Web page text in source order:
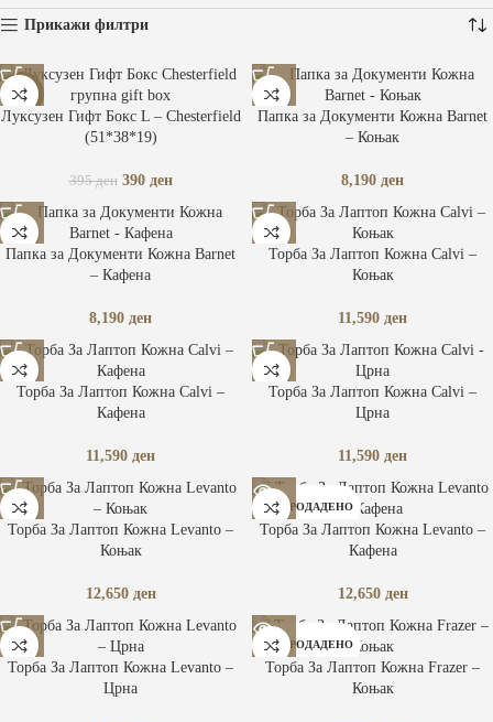
Прикажи филтри
-1%
Луксузен Гифт Бокс L – Chesterfield
(51*38*19)
395ден 390 ден
Папка за Документи Кожна Barnet
– Коњак
8,190 ден
Папка за Документи Кожна Barnet
– Кафена
8,190 ден
Торба За Лаптоп Кожна Calvi –
Коњак
11,590 ден
Торба За Лаптоп Кожна Calvi –
Кафена
11,590 ден
Торба За Лаптоп Кожна Calvi –
Црна
11,590 ден
Торба За Лаптоп Кожна Levanto –
Коњак
12,650 ден
РАСПРОДАДЕНО
Торба За Лаптоп Кожна Levanto –
Кафена
12,650 ден
Торба За Лаптоп Кожна Levanto –
Црна
РАСПРОДАДЕНО
Торба За Лаптоп Кожна Frazer –
Коњак